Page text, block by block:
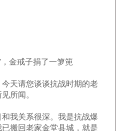
金戒子捐了一箩篼
天请您谈谈抗战时期的老
所闻。
我关系很深。我是抗战爆
搬回老家金堂县城，就是